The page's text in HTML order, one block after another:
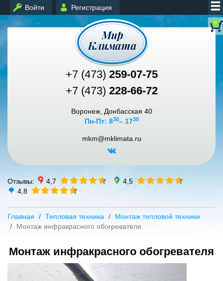
Войти Регистрация
0
+7 (473) 259-07-75
+7 (473) 228-66-72
Воронеж, Донбасская 40
Пн-Пт: 830– 1730
mkm@mklimata.ru
Отзывы: 4,7
4,5
4,8
Главная Тепловая техника
Монтаж тепловой техники
Монтаж инфракрасного обогревателя
Монтаж инфракрасного обогревателя